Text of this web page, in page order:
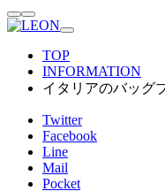
TOP
INFORMATION
イタリアのバッグ
Twitter
Facebook
Line
Mail
Pocket